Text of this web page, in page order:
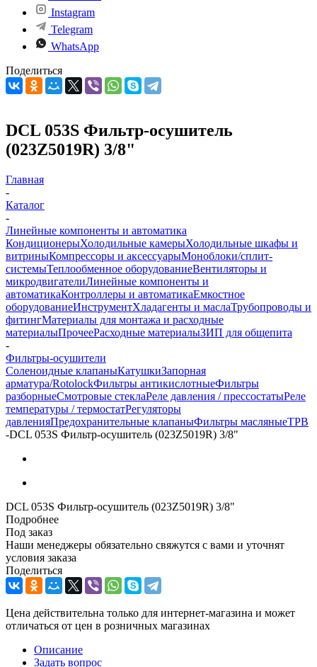
Instagram
Telegram
WhatsApp
Поделиться
DCL 053S Фильтр-осушитель
(023Z5019R) 3/8"
Главная
-
Каталог
-
Линейные компоненты и автоматика
КондиционерыХолодильные камерыХолодильные шкафы и
витриныКомпрессоры и аксессуарыМоноблоки/сплит-
системыТеплообменное оборудованиеВентиляторы и
микродвигателиЛинейные компоненты и
автоматикаКонтроллеры и автоматикаЕмкостное
оборудованиеИнструментХладагенты и маслаТрубопроводы и
фитингМатериалы для монтажа и расходные
материалыПрочееРасходные материалыЗИП для общепита
-
Фильтры-осушители
Соленоидные клапаныКатушкиЗапорная
арматура/RotolockФильтры антикислотныеФильтры
разборныеСмотровые стеклаРеле давления / прессостатыРеле
температуры / термостатРегуляторы
давленияПредохранительные клапаныФильтры масляныеТРВ
-DCL 053S Фильтр-осушитель (023Z5019R) 3/8"
DCL 053S Фильтр-осушитель (023Z5019R) 3/8"
Подробнее
Под заказ
Наши менеджеры обязательно свяжутся с вами и уточнят
условия заказа
Поделиться
Цена действительна только для интернет-магазина и может
отличаться от цен в розничных магазинах
Описание
Задать вопрос